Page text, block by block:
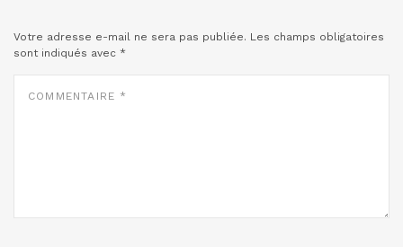
Votre adresse e-mail ne sera pas publiée. Les champs obligatoires
sont indiqués avec *